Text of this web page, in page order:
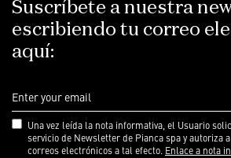
Suscríbete a nuestra
escribiendo tu correo
aquí:
Una vez leída la nota informativa, el Usuario
servicio de Newsletter de Pianca spa y autoriza
correos electrónicos a tal efecto. Enlace a nota